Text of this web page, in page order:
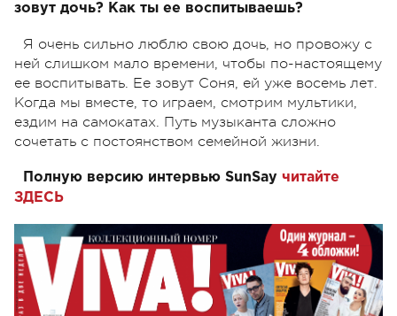
зовут дочь? Как ты ее воспитываешь?
Я очень сильно люблю свою дочь, но провожу с
ней слишком мало времени, чтобы по-настоящему
ее воспитывать. Ее зовут Соня, ей уже восемь лет.
Когда мы вместе, то играем, смотрим мультики,
ездим на самокатах. Путь музыканта сложно
сочетать с постоянством семейной жизни.
Полную версию интервью SunSay читайте
ЗДЕСЬ